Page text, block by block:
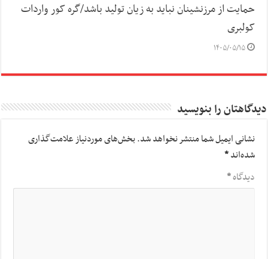
حمایت از مرزنشینان نباید به زیان تولید باشد/گره کور واردات
کولبری
۱۴۰۵/۰۵/۱۵
دیدگاهتان را بنویسید
نشانی ایمیل شما منتشر نخواهد شد.بخش‌های موردنیاز علامت‌گذاری
شده‌اند*
دیدگاه*